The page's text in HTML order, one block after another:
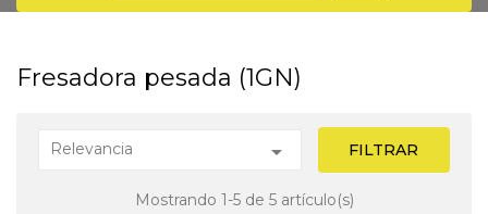
Fresadora pesada (1GN)
Relevancia  FILTRAR
Mostrando 1-5 de 5 artículo(s)